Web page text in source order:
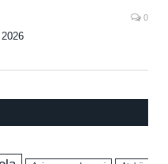
0
2026